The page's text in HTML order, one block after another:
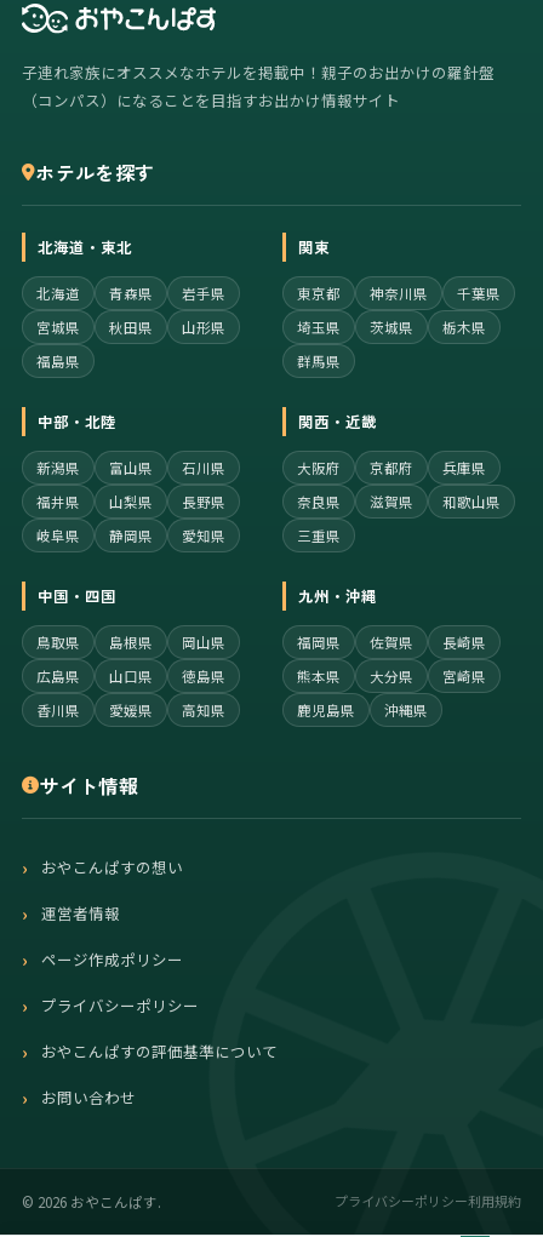
子連れ家族にオススメなホテルを掲載中！親子のお出かけの羅針盤
（コンパス）になることを目指すお出かけ情報サイト
ホテルを探す
北海道・東北
北海道 青森県
岩手県
宮城県
秋田県
山形県
福島県
関東
東京都 神奈川県
千葉県
埼玉県
茨城県
栃木県
群馬県
中部・北陸
新潟県 富山県
石川県
福井県
山梨県
長野県
岐阜県
静岡県 愛知県
関西・近畿
大阪府 京都府
兵庫県
奈良県
滋賀県
和歌山県
三重県
中国・四国
鳥取県 島根県
岡山県
広島県
山口県
徳島県
香川県
愛媛県 高知県
九州・沖縄
福岡県 佐賀県
長崎県
熊本県
大分県
宮崎県
鹿児島県
沖縄県
サイト情報
おやこんぱすの想い
運営者情報
ページ作成ポリシー
プライバシーポリシー
おやこんぱすの評価基準について
お問い合わせ
© 2026 おやこんぱす. プライバシーポリシー利用規約